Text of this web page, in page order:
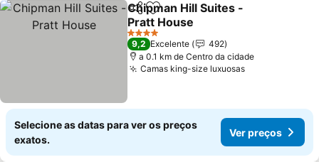
PartilharAdicionar aos favoritos
Chipman Hill Suites -
Pratt House
4 Estrelas
9,2 Excelente
492
a 0.1 km de Centro da cidade
Camas king-size luxuosas
Selecione as datas para ver os preços
exatos.
Ver preços